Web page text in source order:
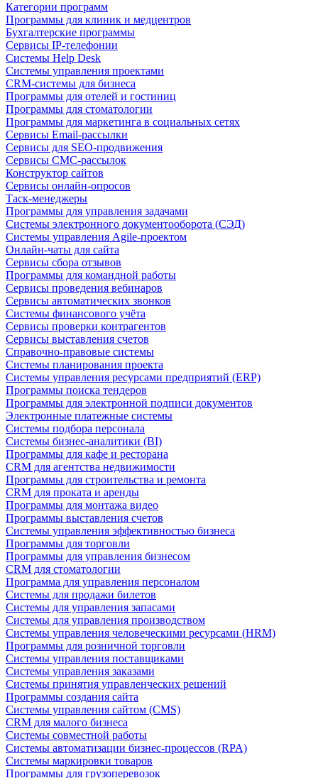
Категории программ
Программы для клиник и медцентров
Бухгалтерские программы
Сервисы IP-телефонии
Системы Help Desk
Системы управления проектами
CRM-системы для бизнеса
Программы для отелей и гостиниц
Программы для стоматологии
Программы для маркетинга в социальных сетях
Сервисы Email-рассылки
Сервисы для SEO-продвижения
Сервисы СМС-рассылок
Конструктор сайтов
Сервисы онлайн-опросов
Таск-менеджеры
Программы для управления задачами
Системы электронного документооборота (СЭД)
Системы управления Agile-проектом
Онлайн-чаты для сайта
Сервисы сбора отзывов
Программы для командной работы
Сервисы проведения вебинаров
Сервисы автоматических звонков
Системы финансового учёта
Сервисы проверки контрагентов
Сервисы выставления счетов
Справочно-правовые системы
Системы планирования проекта
Системы управления ресурсами предприятий (ERP)
Программы поиска тендеров
Программы для электронной подписи документов
Электронные платежные системы
Системы подбора персонала
Системы бизнес-аналитики (BI)
Программы для кафе и ресторана
CRM для агентства недвижимости
Программы для строительства и ремонта
CRM для проката и аренды
Программы для монтажа видео
Программы выставления счетов
Системы управления эффективностью бизнеса
Программы для торговли
Программы для управления бизнесом
CRM для стоматологии
Программа для управления персоналом
Системы для продажи билетов
Системы для управления запасами
Системы для управления производством
Системы управления человеческими ресурсами (HRM)
Программы для розничной торговли
Системы управления поставщиками
Системы управления заказами
Системы принятия управленческих решений
Программы создания сайта
Системы управления сайтом (CMS)
CRM для малого бизнеса
Системы совместной работы
Системы автоматизации бизнес-процессов (RPA)
Системы маркировки товаров
Программы для грузоперевозок